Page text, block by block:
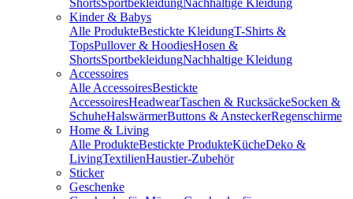
ShortsSportbekleidungNachhaltige Kleidung
Kinder & Babys
Alle ProdukteBestickte KleidungT-Shirts &
TopsPullover & HoodiesHosen &
ShortsSportbekleidungNachhaltige Kleidung
Accessoires
Alle AccessoiresBestickte
AccessoiresHeadwearTaschen & RucksäckeSocken &
SchuheHalswärmerButtons & AnsteckerRegenschirme
Home & Living
Alle ProdukteBestickte ProdukteKücheDeko &
LivingTextilienHaustier-Zubehör
Sticker
Geschenke